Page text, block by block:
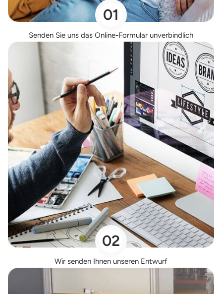
01
Senden Sie uns das Online-Formular unverbindlich
02
Wir senden Ihnen unseren Entwurf